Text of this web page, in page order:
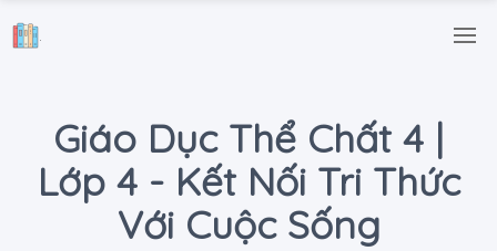
.
Giáo Dục Thể Chất 4 |
Lớp 4 - Kết Nối Tri Thức
Với Cuộc Sống